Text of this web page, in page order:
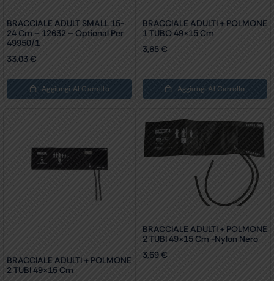
BRACCIALE ADULT SMALL 15-
24 Cm – 12632 – Optional Per
49950/1
33,03€
Aggiungi Al Carrello
BRACCIALE ADULTI + POLMONE
1 TUBO 49×15 Cm
3,65 €
Aggiungi Al Carrello
BRACCIALE ADULTI + POLMONE
2 TUBI 49×15 Cm
BRACCIALE ADULTI + POLMONE
2 TUBI 49×15 Cm -nylon Nero
3,69€